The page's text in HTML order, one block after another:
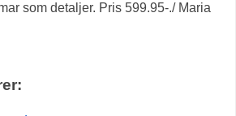
som detaljer. Pris 599.95-./ Maria